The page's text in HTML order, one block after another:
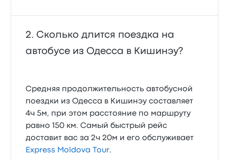
Сколько длится поездка на
автобусе из Одесса в Кишинэу?
Средняя продолжительность автобусной
поездки из Одесса в Кишинэу составляет
4ч 5м, при этом расстояние по маршруту
равно 150 км. Самый быстрый рейс
доставит вас за 2ч 20м и его обслуживает
Express Moldova Tour.